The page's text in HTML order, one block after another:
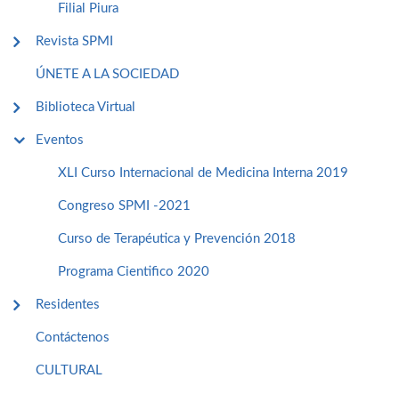
Filial Piura
Revista SPMI
ÚNETE A LA SOCIEDAD
Biblioteca Virtual
Eventos
XLI Curso Internacional de Medicina Interna 2019
Congreso SPMI -2021
Curso de Terapéutica y Prevención 2018
Programa Cientifico 2020
Residentes
Contáctenos
CULTURAL